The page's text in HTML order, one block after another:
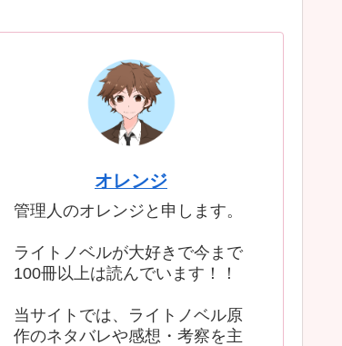
オレンジ
管理人のオレンジと申します。
ライトノベルが大好きで今まで
100冊以上は読んでいます！！
当サイトでは、ライトノベル原
作のネタバレや感想・考察を主